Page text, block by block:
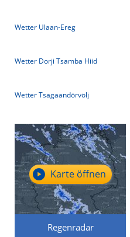
Wetter Ulaan-Ereg
Wetter Dorji Tsamba Hiid
Wetter Tsagaandörvölj
Regenradar
Karte öffnen